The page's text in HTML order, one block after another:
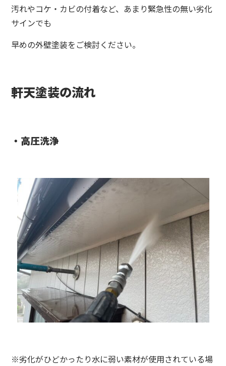
汚れやコケ・カビの付着など、あまり緊急性の無い劣化
サインでも
早めの外壁塗装をご検討ください。
軒天塗装の流れ
・高圧洗浄
※劣化がひどかったり水に弱い素材が使用されている場